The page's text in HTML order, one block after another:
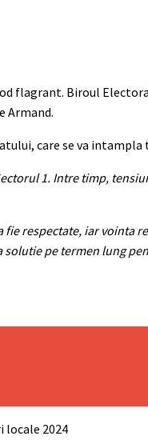
flagrant. Biroul
Armand.
care se va intampla
1. Intre timp,
respectate, iar vointa
pe termen lung
locale 2024